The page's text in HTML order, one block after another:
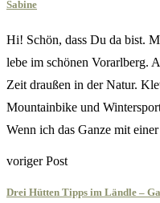
Sabine
Hi! Schön, dass Du da bist.
lebe im schönen Vorarlberg.
Zeit draußen in der Natur.
Mountainbike und
Wenn ich das Ganze mit
voriger Post
Drei Hütten Tipps im Ländle –